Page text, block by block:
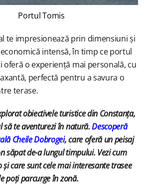
Portul Tomis
te impresionează prin dimensiuni și
intensă, în timp ce portul
oferă o experiență mai personală, cu
perfectă pentru a savura o
terase.
obiectivele turistice din Constanța,
să te aventurezi în natură.Descoperă
Cheile Dobrogei, care oferă un peisaj
săpat de-a lungul timpului. Vezi cum
care sunt cele mai interesante trasee
poți parcurge în zonă.